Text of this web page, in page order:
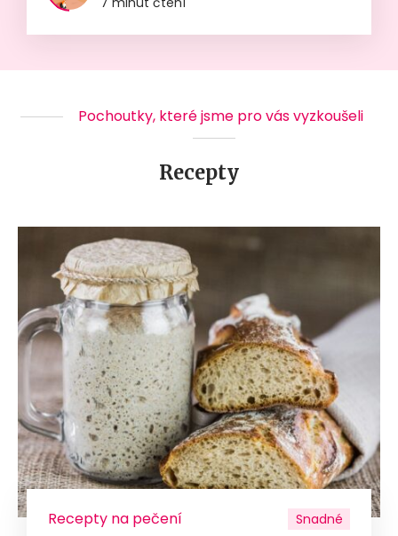
Pochoutky, které jsme pro vás vyzkoušeli
Recepty
Recepty na pečení Snadné